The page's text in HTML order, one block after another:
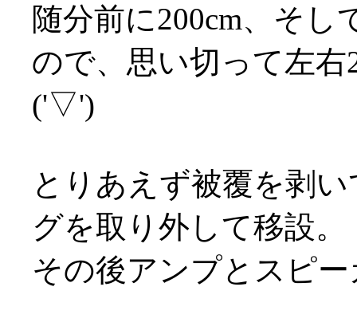
随分前に200cm、そし
ので、思い切って左
('▽')
とりあえず被覆を剥
グを取り外して移設。
その後アンプとスピ